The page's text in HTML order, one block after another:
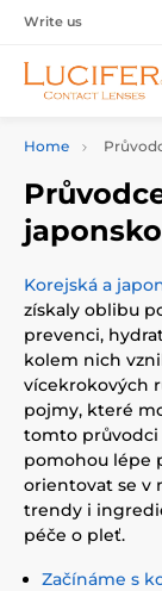
Write us
Home
Korejská a
získaly oblibu
prevenci,
kolem nich
vícekrokových
pojmy, které
tomto průvodci
pomohou lépe
orientovat se v
trendy i
péče o pleť.
Začínáme s